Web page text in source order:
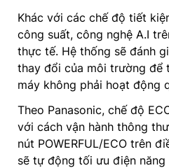
Khác với các chế độ tiết
công suất, công nghệ A.I
thực tế. Hệ thống sẽ đánh
thay đổi của môi trường để
máy không phải hoạt động
Theo Panasonic, chế độ
với cách vận hành thông
nút POWERFUL/ECO trên
sẽ tự động tối ưu điện